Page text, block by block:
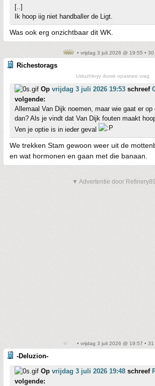
[..]
Ik hoop iig niet handballer de Ligt.
Was ook erg onzichtbaar dit WK.
• vrijdag 3 juli 2026 @ 19:55 • 30
Richestorags
Usluzhlivyy durak opasnee vrag
Op vrijdag 3 juli 2026 19:53 schreef
volgende:
Allemaal Van Dijk noemen, maar wie gaat er
dan? Als je vindt dat Van Dijk fouten maakt
Ven je optie is in ieder geval
We trekken Stam gewoon weer uit de
en wat hormonen en gaan met die banaan.
▼ Advertentie door Refinery89
• vrijdag 3 juli 2026 @ 19:57 • 31
-Deluzion-
Op vrijdag 3 juli 2026 19:48 schreef
volgende: